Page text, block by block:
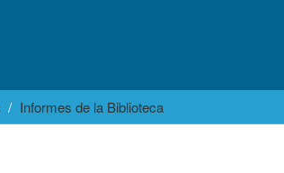
Informes de la Biblioteca